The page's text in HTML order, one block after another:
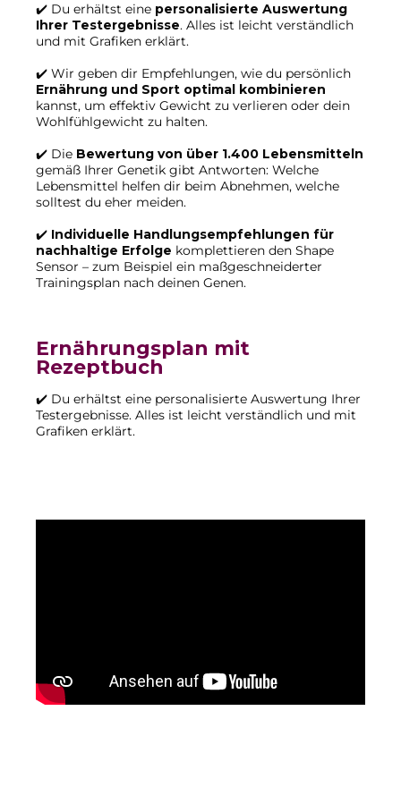
✔️ Du erhältst eine personalisierte Auswertung
Ihrer Testergebnisse. Alles ist leicht verständlich
und mit Grafiken erklärt.
✔️ Wir geben dir Empfehlungen, wie du persönlich
Ernährung und Sport optimal kombinieren
kannst, um effektiv Gewicht zu verlieren oder dein
Wohlfühlgewicht zu halten.
✔️ Die Bewertung von über 1.400 Lebensmitteln
gemäß Ihrer Genetik gibt Antworten: Welche
Lebensmittel helfen dir beim Abnehmen, welche
solltest du eher meiden.
✔️ Individuelle Handlungsempfehlungen für
nachhaltige Erfolge komplettieren den Shape
Sensor – zum Beispiel ein maßgeschneiderter
Trainingsplan nach deinen Genen.
Ernährungsplan mit
Rezeptbuch
✔️ Du erhältst eine personalisierte Auswertung Ihrer
Testergebnisse. Alles ist leicht verständlich und mit
Grafiken erklärt.